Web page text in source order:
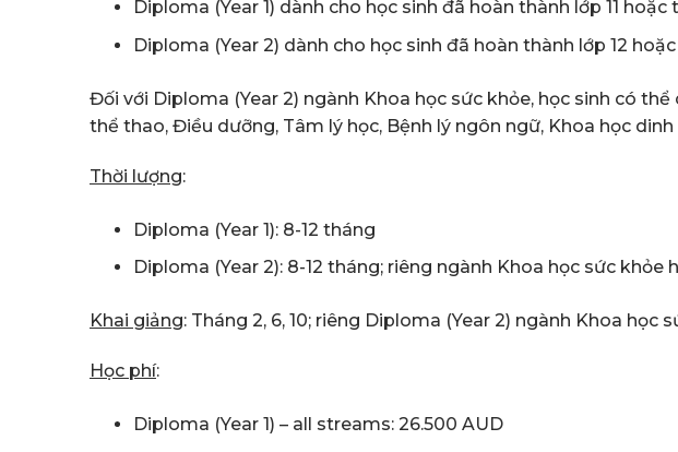
Diploma (Year 1) dành cho học sinh đã hoàn thành lớp 11
Diploma (Year 2) dành cho học sinh đã hoàn thành lớp 12
Đối với Diploma (Year 2) ngành Khoa học sức khỏe, học sinh có
thể thao, Điều dưỡng, Tâm lý học, Bệnh lý ngôn ngữ, Khoa học
Thời lượng:
Diploma (Year 1): 8-12 tháng
Diploma (Year 2): 8-12 tháng; riêng ngành Khoa học sức khỏe
Khai giảng: Tháng 2, 6, 10; riêng Diploma (Year 2) ngành Khoa học
Học phí:
Diploma (Year 1) – all streams: 26.500 AUD